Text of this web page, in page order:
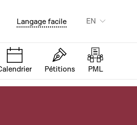
d'accessibilité
Langage facile EN
Pétitions PML